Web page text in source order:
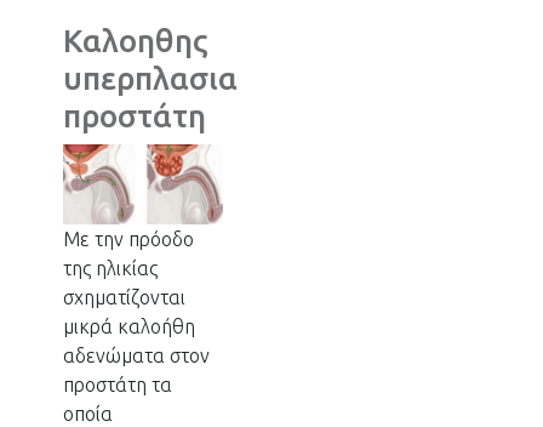
Καλοηθης
υπερπλασια
προστάτη
Με την πρόοδο
της ηλικίας
σχηματίζονται
μικρά καλοήθη
αδενώματα στον
προστάτη τα
οποία